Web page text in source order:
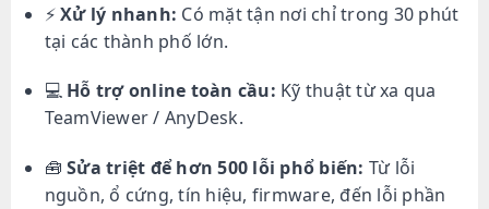
⚡Xử lý nhanh: Có mặt tận nơi chỉ trong 30 phút
tại các thành phố lớn.
💻 Hỗ trợ online toàn cầu: Kỹ thuật từ xa qua
TeamViewer / AnyDesk.
🧰Sửa triệt để hơn 500 lỗi phổ biến: Từ lỗi
nguồn, ổ cứng, tín hiệu, firmware, đến lỗi phần